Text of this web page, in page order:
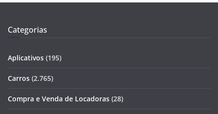
Categorias
Aplicativos (195)
Carros (2.765)
Compra e Venda de Locadoras (28)